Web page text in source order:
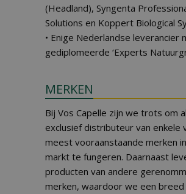
(Headland), Syngenta
Solutions en Koppert Biological
• Enige Nederlandse leverancier
gediplomeerde ‘Experts
MERKEN
Bij Vos Capelle zijn we trots om
exclusief distributeur van enkele
meest vooraanstaande merken
markt te fungeren. Daarnaast
producten van andere
merken, waardoor we een breed